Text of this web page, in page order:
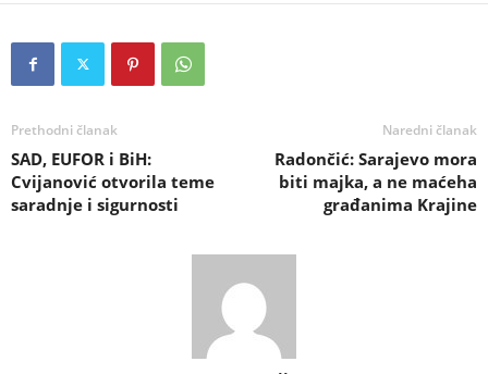
Prethodni članak
SAD, EUFOR i BiH:
Cvijanović otvorila teme
saradnje i sigurnosti
Naredni članak
Radončić: Sarajevo mora
biti majka, a ne maćeha
građanima Krajine